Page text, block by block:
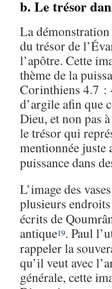
b. Le trésor
La démonstration
du trésor de
l’apôtre. Cette
thème de la
Corinthiens 4.7 :
d’argile afin que
Dieu, et non pas
le trésor qui
mentionnée juste
puissance dans
L’image des
plusieurs
écrits de
antique19. Paul
rappeler la
qu’il veut avec
générale, cette